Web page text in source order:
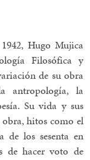
Hugo Mujica
Filosófica y
de su obra
antropología, la
Su vida y sus
hitos como el
los sesenta en
de hacer voto de